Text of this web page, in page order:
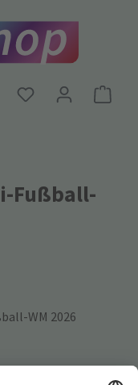
Fußball-